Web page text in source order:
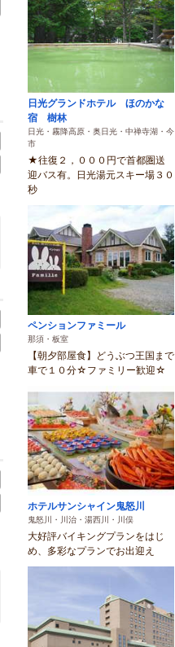
日光グランドホテル ほのかな
宿 樹林
日光・霧降高原・奥日光・中禅寺湖・今
市
★往復２，０００円で首都圏送
迎バス有。日光湯元スキー場３０
秒
ペンションファミール
那須・板室
【朝夕部屋食】どうぶつ王国まで
車で１０分☆ファミリー歓迎☆
ホテルサンシャイン鬼怒川
鬼怒川・川治・湯西川・川俣
大好評バイキングプランをはじ
め、多彩なプランでお出迎え